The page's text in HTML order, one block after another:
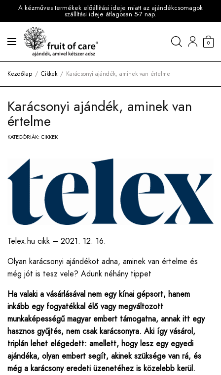
A kézműves termékek előállítási ideje miatt az ajándékcsomagok
szállítási ideje átlagosan 5-7 nap.
0
Kezdőlap Cikkek Karácsonyi ajándék, aminek van értelme
Karácsonyi ajándék, aminek van
értelme
KATEGÓRIÁK:CIKKEK
Telex.hu cikk – 2021. 12. 16.
Olyan karácsonyi ajándékot adna, aminek van értelme és
még jót is tesz vele? Adunk néhány tippet
Ha valaki a vásárlásával nem egy kínai gépsort, hanem
inkább egy fogyatékkal élő vagy megváltozott
munkaképességű magyar embert támogatna, annak itt egy
hasznos gyűjtés, nem csak karácsonyra. Aki így vásárol,
triplán lehet elégedett: amellett, hogy lesz egy egyedi
ajándéka, olyan embert segít, akinek szüksége van rá, és
még a karácsony eredeti üzenetéhez is közelebb kerül.